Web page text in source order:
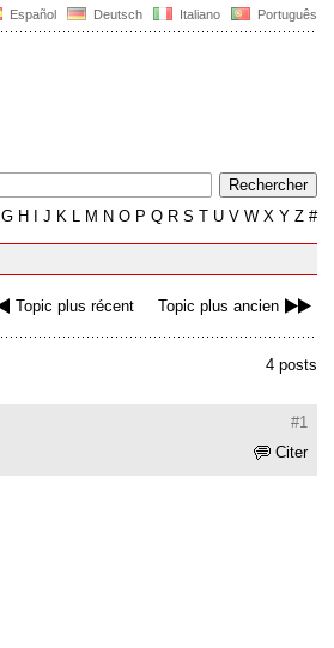
Español Deutsch Italiano Português
G H J K L M N O P Q R S T U V W X Y Z #
Topic plus récent Topic plus ancien
4 posts
#1
Citer